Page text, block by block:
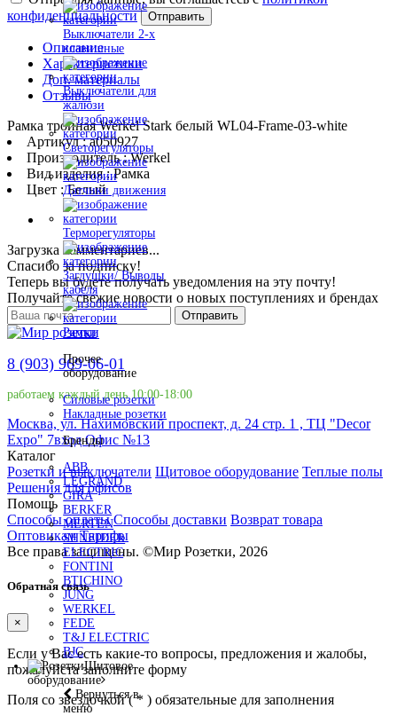
Выключатели 2-х
клавишные
Выключатели для
жалюзи
Светорегуляторы
Датчики движения
Терморегуляторы
Заглушки/ Выводы
кабеля
Рамки
Прочее
оборудование
Силовые розетки
Накладные розетки
Бренды
ABB
LEGRAND
GIRA
BERKER
MERTEN
SHNEIDER
ELECTRIC
FONTINI
BTICHINO
JUNG
WERKEL
FEDE
T&J ELECTRIC
BJC
Щитовое
оборудование
Вернуться в
меню
конфиденциальности
Отправить
Описание
Характеристики
Доп. материалы
Отзывы
Рамка тройная Werkel Stark белый WL04-Frame-03-white
Артикул : a050927
Производитель : Werkel
Вид изделия : Рамка
Цвет : Белый
Загрузка комментариев...
Спасибо за подписку!
Теперь вы будете получать уведомления на эту почту!
Получайте свежие новости о новых поступлениях и брендах
Отправить
8 (903) 969-06-01
работаем каждый день 10:00-18:00
Москва, ул. Нахимовский проспект, д. 24 стр. 1 , ТЦ "Decor
Expo" 7вход Офис №13
Каталог
Розетки и выключатели Щитовое оборудование Теплые полы
Решения для офисов
Помощь
Способы оплаты Способы доставки Возврат товара
Оптовикам Тарифы
Все права защищены. ©Мир Розетки, 2026
Обратная связь
×
Если у Вас есть какие-то вопросы, предложения и жалобы,
пожалуйста заполните форму
Поля со звездочкой (* ) обязательные для заполнения